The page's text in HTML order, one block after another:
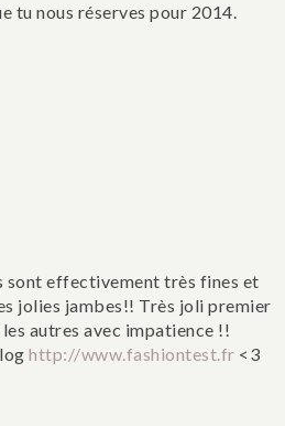
tu nous réserves pour 2014.
sont effectivement très fines et
jolies jambes!! Très joli premier
les autres avec impatience !!
http://www.fashiontest.fr <3